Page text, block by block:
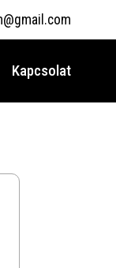
Kapcsolat